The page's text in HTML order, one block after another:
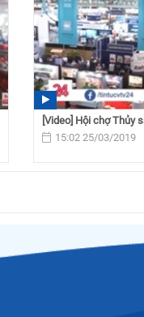
08:57 02/04/2019
[Video] Hội chợ Thủy
15:02 25/03/2019